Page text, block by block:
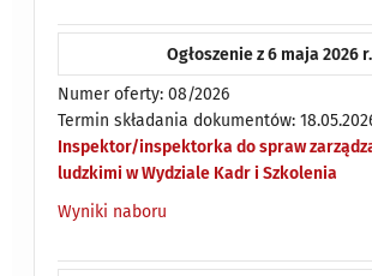
Ogłoszenie z 6 maja 2026 r.
Numer oferty: 08/2026
Termin składania dokumentów:
Inspektor/inspektorka do spraw
ludzkimi w Wydziale Kadr i Szkolenia
Wyniki naboru